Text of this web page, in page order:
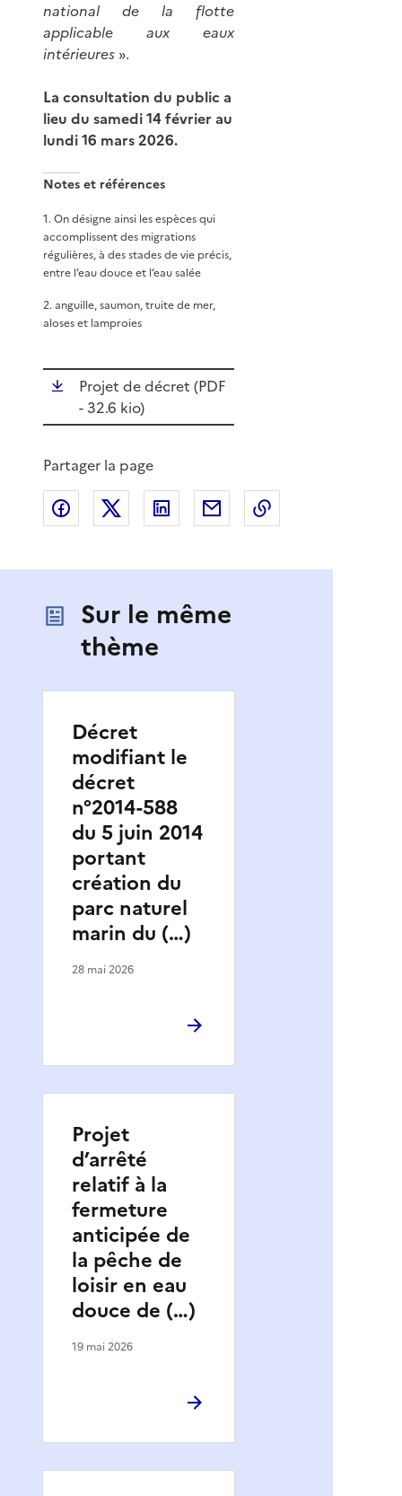
national de la flotte
applicable aux eaux
intérieures ».
La consultation du public a
lieu du samedi 14 février au
lundi 16 mars 2026.
Notes et références
1.On désigne ainsi les espèces qui
accomplissent des migrations
régulières, à des stades de vie précis,
entre l’eau douce et l’eau salée
2.anguille, saumon, truite de mer,
aloses et lamproies
Projet de décret (PDF
- 32.6 kio)
Partager la page
Partager sur Facebook
Partager sur XPartager sur LinkedIn
Partager par email
Sur le même
thème
Décret
modifiant le
décret
n°2014-588
du 5 juin 2014
portant
création du
parc naturel
marin du (…)
28 mai 2026
Projet
d’arrêté
relatif à la
fermeture
anticipée de
la pêche de
loisir en eau
douce de (…)
19 mai 2026